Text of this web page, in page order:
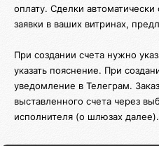
оплату. Сделки автоматически
заявки в ваших витринах,
При создании счета нужно
указать пояснение. При
уведомление в Телеграм.
выставленного счета через
исполнителя (о шлюзах далее).